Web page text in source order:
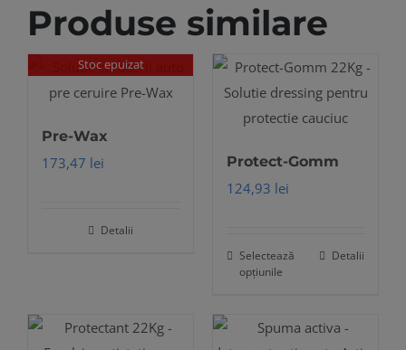
Produse similare
Stoc epuizat
Pre-Wax
173,47 lei
Detalii
Protect-Gomm
124,93 lei
Selectează
opțiunile
Acest
mai
Detalii